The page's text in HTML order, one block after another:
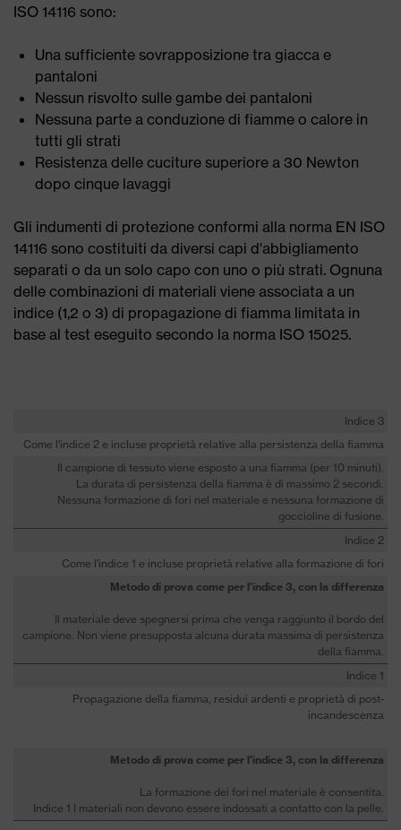
ISO 14116 sono:
Una sufficiente sovrapposizione tra giacca e
pantaloni
Nessun risvolto sulle gambe dei pantaloni
Nessuna parte a conduzione di fiamme o calore in
tutti gli strati
Resistenza delle cuciture superiore a 30 Newton
dopo cinque lavaggi
Gli indumenti di protezione conformi alla norma EN ISO
14116 sono costituiti da diversi capi d'abbigliamento
separati o da un solo capo con uno o più strati. Ognuna
delle combinazioni di materiali viene associata a un
indice (1,2 o 3) di propagazione di fiamma limitata in
base al test eseguito secondo la norma ISO 15025.
Indice 3
Come l'indice 2 e incluse proprietà relative alla persistenza della fiamma
Il campione di tessuto viene esposto a una fiamma (per 10 minuti).
La durata di persistenza della fiamma è di massimo 2 secondi.
Nessuna formazione di fori nel materiale e nessuna formazione di
goccioline di fusione.
Indice 2
Come l'indice 1 e incluse proprietà relative alla formazione di fori
Metodo di prova come per l'indice 3, con la differenza
Il materiale deve spegnersi prima che venga raggiunto il bordo del
campione. Non viene presupposta alcuna durata massima di persistenza
della fiamma.
Indice 1
Propagazione della fiamma, residui ardenti e proprietà di post-
incandescenza
Metodo di prova come per l'indice 3, con la differenza
La formazione dei fori nel materiale è consentita.
Indice 1 I materiali non devono essere indossati a contatto con la pelle.